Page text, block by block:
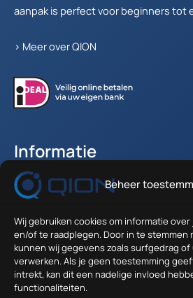
Beheer
Wij gebruiken cookies om informatie over
en/of te raadplegen. Door in te stemmen
kunnen wij gegevens zoals surfgedrag of
verwerken. Als je geen toestemming
intrekt, kan dit een nadelige invloed
functionaliteiten.
aanpak is perfect voor beginners tot
> Meer over QION
Informatie
Accountgegevens
Verzenden en Retour
Algemene voorwaarden
Contact